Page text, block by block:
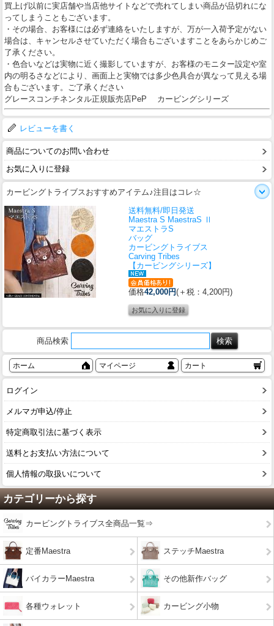
買上げ以前に実店舗や当店他サイトなどで売れてしまい商品が品切れにな
ってしまうこともございます。
・その場合、お客様には必ず連絡をいたしますが、万が一入荷予定がない
場合は、キャンセルさせていただく場合もございますことをあらかじめご
了承ください。
・色合いなどは実物に近く撮影していますが、お客様のモニター設定や室
内の明るさなどにより、画面上と実物では多少色具合が異なって見える場
合もございます。ご了承ください
グレースコンチネンタル正規販売店PeP カービングシリーズ
レビューを書く
商品についてのお問い合わせ
お気に入りに登録
カービングトライブスおすすめアイテム♪注目はコレ☆
送料無料/即日発送
Maestra S MaestraS Ⅱ
マエストラS
バッグ
カービングトライブス
Carving Tribes
【カービングシリーズ】
価格42,000円(＋税：4,200円)
商品検索
ホーム マイページ カート
ログイン
メルマガ申込/停止
特定商取引法に基づく表示
送料とお支払い方法について
個人情報の取扱いについて
カテゴリーから探す
カービングトライブス全商品一覧⇒
定番Maestra ステッチMaestra
バイカラーMaestra その他新作バッグ
各種ウォレット カービング小物